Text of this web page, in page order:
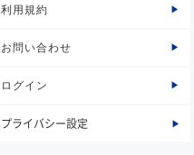
利用規約
お問い合わせ
ログイン
プライバシー設定